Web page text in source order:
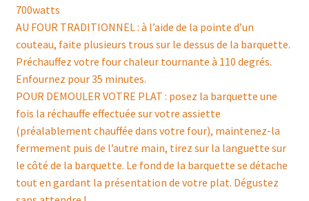
700watts
AU FOUR TRADITIONNEL : à l’aide de la pointe d’un
couteau, faite plusieurs trous sur le dessus de la barquette.
Préchauffez votre four chaleur tournante à 110 degrés.
Enfournez pour 35 minutes.
POUR DEMOULER VOTRE PLAT : posez la barquette une
fois la réchauffe effectuée sur votre assiette
(préalablement chauffée dans votre four), maintenez-la
fermement puis de l’autre main, tirez sur la languette sur
le côté de la barquette. Le fond de la barquette se détache
tout en gardant la présentation de votre plat. Dégustez